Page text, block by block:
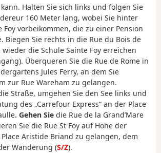
Halten Sie sich links und folgen Sie
160 Meter lang, wobei Sie hinter
Foy vorbeikommen, die zu einer Pension
Biegen Sie rechts in die Rue du Bois de
wieder die Schule Sainte Foy erreichen
Überqueren Sie die Rue de Rome in
Jules Ferry, an dem Sie
zur Rue Wareham zu gelangen.
Straße, umgehen Sie den See links und
des „Carrefour Express“ an der Place
. Gehen Sie die Rue de la Grand’Mare
Sie die Rue St Foy auf Höhe der
Aristide Briand zu gelangen, dem
Wanderung (S/Z).